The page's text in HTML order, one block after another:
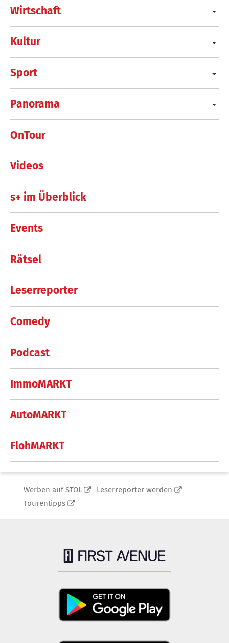
Wirtschaft
Kultur
Sport
Panorama
OnTour
Videos
s+ im Überblick
Events
Rätsel
Leserreporter
Comedy
Podcast
ImmoMARKT
AutoMARKT
FlohMARKT
Werben auf STOL
Leserreporter werden
Tourentipps